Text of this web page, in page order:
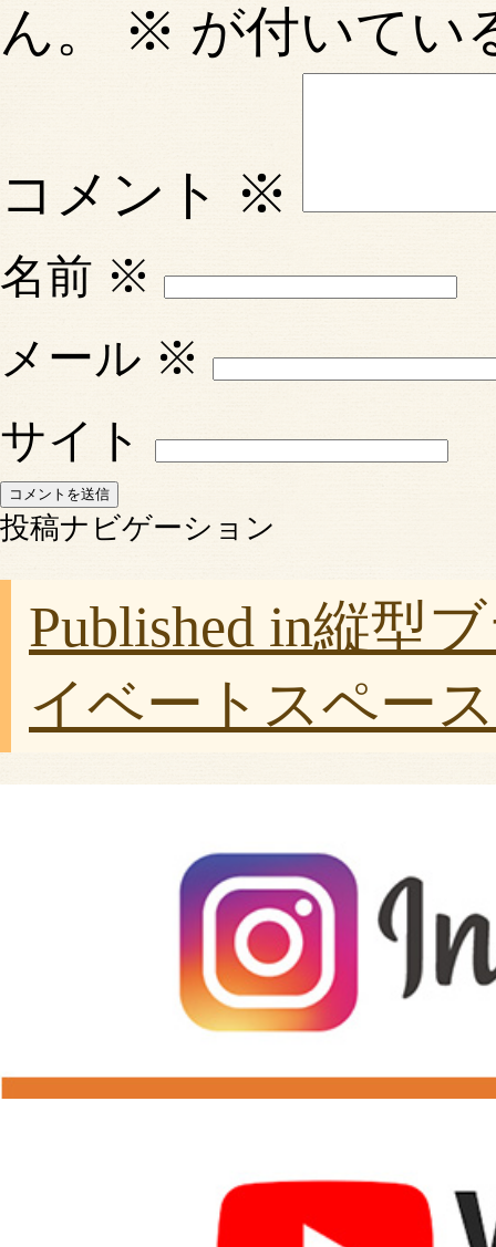
ん。
※ が付いてい
コメント ※
名前 ※
メール ※
サイト
投稿ナビゲーション
Published in縦型
イベートスペー